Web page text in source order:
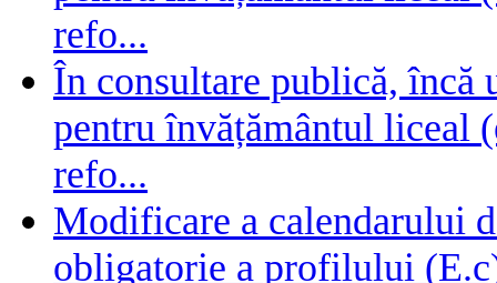
refo...
În consultare publică, încă
pentru învățământul liceal
refo...
Modificare a calendarului
obligatorie a profilului